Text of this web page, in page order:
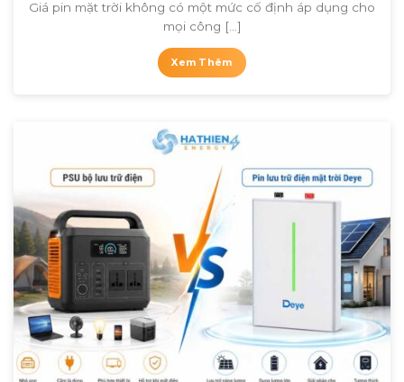
Giá pin mặt trời không có một mức cố định áp dụng cho
mọi công [...]
Xem Thêm